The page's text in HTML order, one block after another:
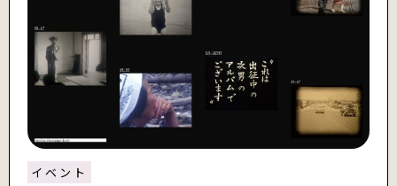
イベント